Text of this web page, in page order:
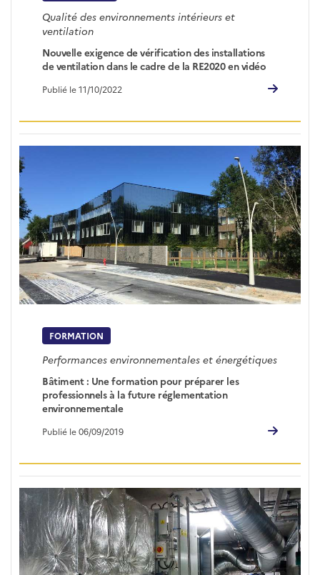
Qualité des environnements intérieurs et
ventilation
Nouvelle exigence de vérification des installations
de ventilation dans le cadre de la RE2020 en vidéo
Publié le 11/10/2022
FORMATION
Performances environnementales et énergétiques
Bâtiment : Une formation pour préparer les
professionnels à la future réglementation
environnementale
Publié le 06/09/2019